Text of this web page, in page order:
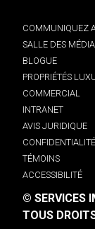
COMMUNIQUEZ
SALLE DES
BLOGUE
PROPRIÉTÉS
COMMERCIAL
INTRANET
AVIS JURIDIQUE
CONFIDENTIALITÉ
TÉMOINS
ACCESSIBILITÉ
© SERVICES
TOUS